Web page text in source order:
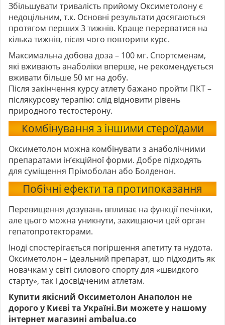
Збільшувати тривалість прийому Оксиметолону є
недоцільним, т.к. Основні результати досягаються
протягом перших 3 тижнів. Краще перерватися на
кілька тижнів, після чого повторити курс.
Максимальна добова доза – 100 мг. Спортсменам,
які вживають анаболіки вперше, не рекомендується
вживати більше 50 мг на добу.
Після закінчення курсу атлету бажано пройти ПКТ –
післякурсову терапію: слід відновити рівень
природного тестостерону.
Комбінування з іншими стероїдами
Оксиметолон можна комбінувати з анаболічними
препаратами ін’єкційної форми. Добре підходять
для суміщення Прімоболан або Болденон.
Побічні ефекти та протипоказання
Перевищення дозувань впливає на функції печінки,
але цього можна уникнути, захищаючи цей орган
гепатопротекторами.
Іноді спостерігається погіршення апетиту та нудота.
Оксиметолон – ідеальний препарат, що підходить як
новачкам у світі силового спорту для «швидкого
старту», ​​так і досвідченим атлетам.
Купити якісний Оксиметолон Анаполон не
дорого у Києві та Україні.Ви можете у нашому
інтернет магазині ambalua.co